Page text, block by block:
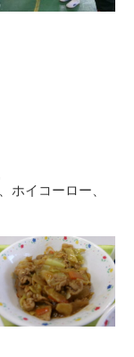
、ホイコーロー、